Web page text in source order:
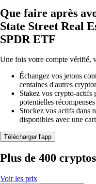
Que faire après
State Street Real
SPDR ETF
Une fois votre compte vérifié,
Échangez vos jetons
centaines d'autres
Stakez vos crypto-actifs
potentielles
Stockez vos actifs dans
disponibles avec une
Télécharger l'app
Plus de 400
Voir les prix